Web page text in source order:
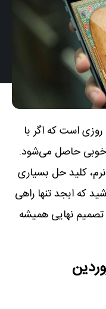
امروز شنبه 5 مهر 1404 روزی‌ است که اگر با
خوبی حاصل می‌شود.
کلید حل بسیاری
که ابجد تنها راهی
تصمیم نهایی همیشه